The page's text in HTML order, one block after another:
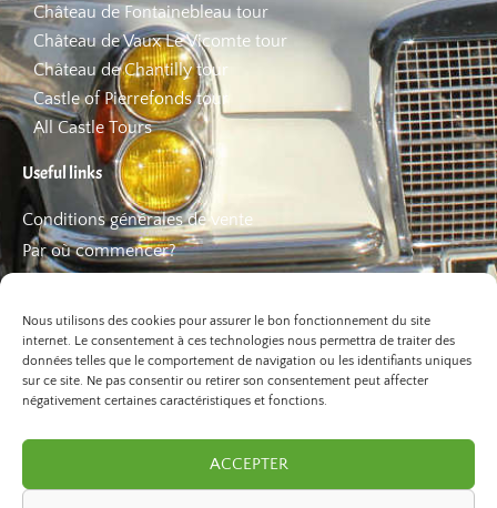
Nous utilisons des cookies pour assurer le bon fonctionnement du site
internet. Le consentement à ces technologies nous permettra de traiter des
données telles que le comportement de navigation ou les identifiants uniques
sur ce site. Ne pas consentir ou retirer son consentement peut affecter
négativement certaines caractéristiques et fonctions.
ACCEPTER
Château de Fontainebleau tour
Château de Vaux Le Vicomte tour
Château de Chantilly tour
Castle of Pierrefonds tour
All Castle Tours
Useful links
Conditions générales de vente
Par où commencer?
Les bons plans